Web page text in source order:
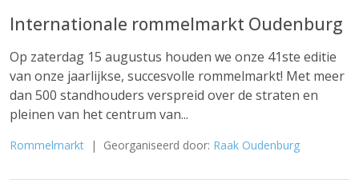
Internationale rommelmarkt Oudenburg
Op zaterdag 15 augustus houden we onze 41ste editie
van onze jaarlijkse, succesvolle rommelmarkt! Met meer
dan 500 standhouders verspreid over de straten en
pleinen van het centrum van...
Rommelmarkt | Georganiseerd door: Raak Oudenburg